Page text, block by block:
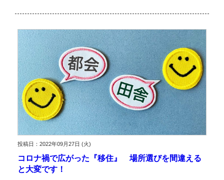
投稿日：2022年09月27日 (火)
コロナ禍で広がった『移住』 場所選びを間違える
と大変です！